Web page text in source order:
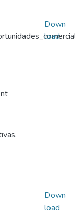
Down
load
Down
load